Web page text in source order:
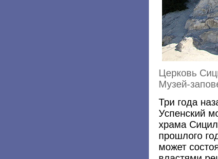
Церковь
Музей-
Три года
Успенский
храма
прошлого
может